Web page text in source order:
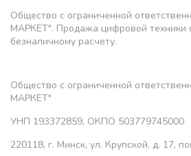
Общество с ограниченной
МАРКЕТ". Продажа цифровой техники
безналичному расчету.
Общество с ограниченной
МАРКЕТ"
УНП 193372859, ОКПО 503779745000
220118, г. Минск, ул. Крупской, д. 17,